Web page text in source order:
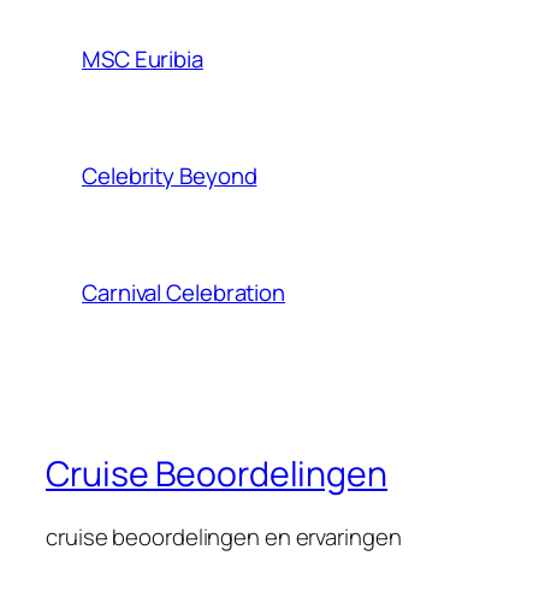
MSC Euribia
Celebrity Beyond
Carnival Celebration
Cruise Beoordelingen
cruise beoordelingen en ervaringen